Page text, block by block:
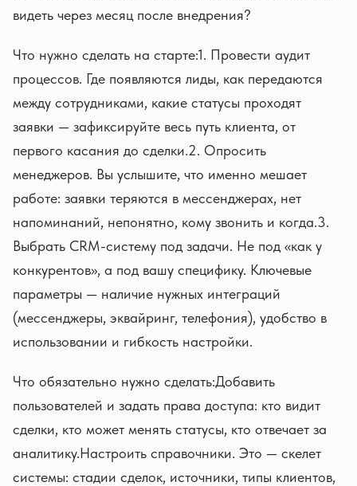
видеть через месяц после внедрения?
Что нужно сделать на старте:1. Провести аудит
процессов. Где появляются лиды, как передаются
между сотрудниками, какие статусы проходят
заявки — зафиксируйте весь путь клиента, от
первого касания до сделки.2. Опросить
менеджеров. Вы услышите, что именно мешает
работе: заявки теряются в мессенджерах, нет
напоминаний, непонятно, кому звонить и когда.3.
Выбрать CRM-систему под задачи. Не под «как у
конкурентов», а под вашу специфику. Ключевые
параметры — наличие нужных интеграций
(мессенджеры, эквайринг, телефония), удобство в
использовании и гибкость настройки.
Что обязательно нужно сделать:Добавить
пользователей и задать права доступа: кто видит
сделки, кто может менять статусы, кто отвечает за
аналитику.Настроить справочники. Это — скелет
системы: стадии сделок, источники, типы клиентов,